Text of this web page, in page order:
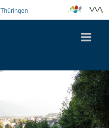
Thüringen